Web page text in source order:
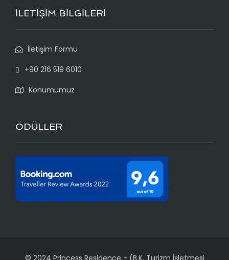
İLETİŞİM BİLGİLERİ
İletişim Formu
+90 216 519 6010
Konumumuz
ÖDÜLLER